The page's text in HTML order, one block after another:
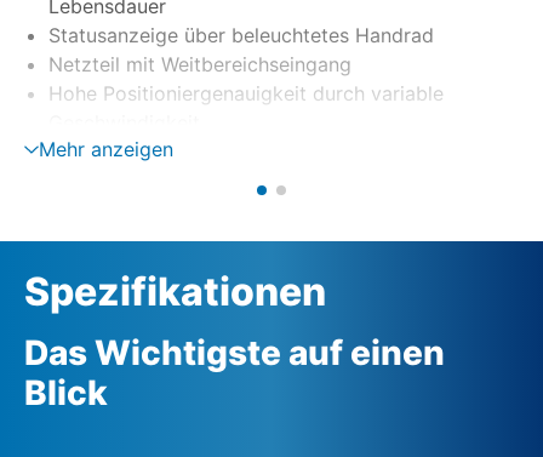
Lebensdauer
Statusanzeige über beleuchtetes Handrad
Netzteil mit Weitbereichseingang
Hohe Positioniergenauigkeit durch variable
Antrieb mit Farbdisplay (Option)
Energieeffizienter BLDC Motor
Integrierte Diagnosefunktionen
Mehr anzeigen
Spezifikationen
Das Wichtigste auf einen
Blick